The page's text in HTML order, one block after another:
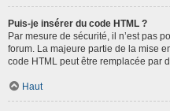
Puis-je insérer du code HTML ?
Par mesure de sécurité, il n’est pas
forum. La majeure partie de la mise
code HTML peut être remplacée par
Haut